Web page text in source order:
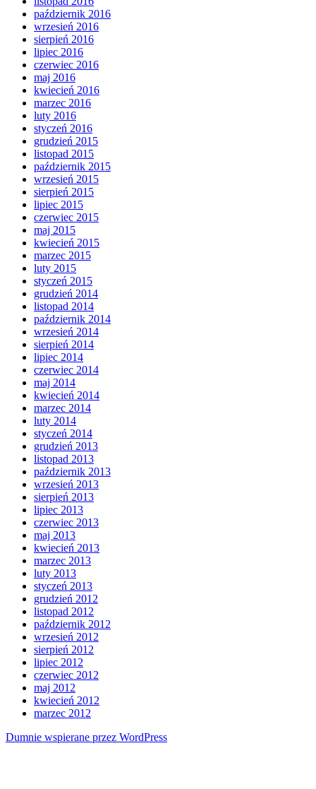
październik 2016
wrzesień 2016
sierpień 2016
lipiec 2016
czerwiec 2016
maj 2016
kwiecień 2016
marzec 2016
luty 2016
styczeń 2016
grudzień 2015
listopad 2015
październik 2015
wrzesień 2015
sierpień 2015
lipiec 2015
czerwiec 2015
maj 2015
kwiecień 2015
marzec 2015
luty 2015
styczeń 2015
grudzień 2014
listopad 2014
październik 2014
wrzesień 2014
sierpień 2014
lipiec 2014
czerwiec 2014
maj 2014
kwiecień 2014
marzec 2014
luty 2014
styczeń 2014
grudzień 2013
listopad 2013
październik 2013
wrzesień 2013
sierpień 2013
lipiec 2013
czerwiec 2013
maj 2013
kwiecień 2013
marzec 2013
luty 2013
styczeń 2013
grudzień 2012
listopad 2012
październik 2012
wrzesień 2012
sierpień 2012
lipiec 2012
czerwiec 2012
maj 2012
kwiecień 2012
marzec 2012
Dumnie wspierane przez WordPress